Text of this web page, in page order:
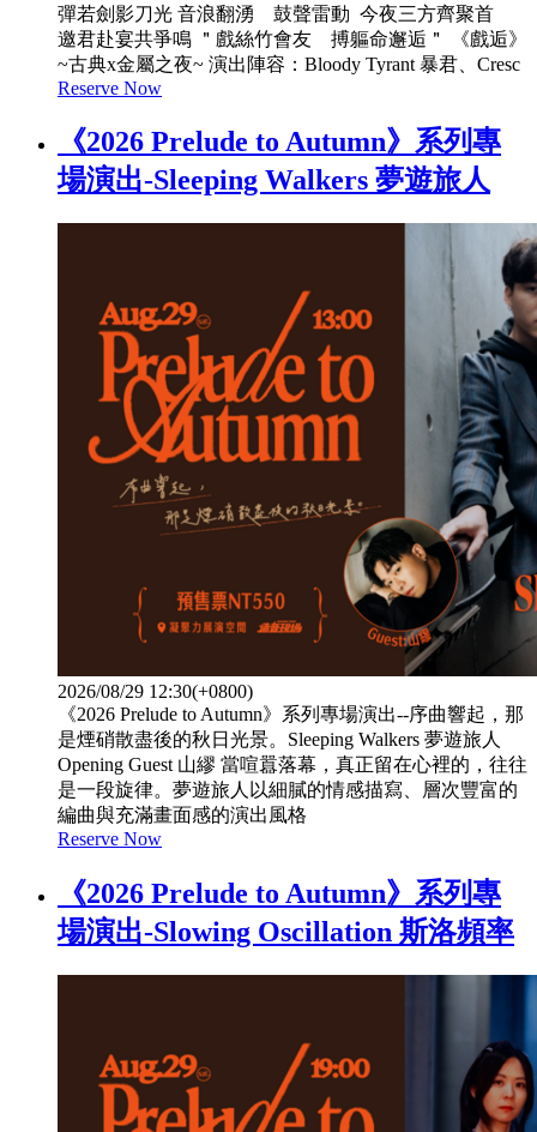
彈若劍影刀光 音浪翻湧 鼓聲雷動 今夜三方齊聚首
邀君赴宴共爭鳴 ＂戲絲竹會友 搏軀命邂逅＂ 《戲逅》
~古典x金屬之夜~ 演出陣容：Bloody Tyrant 暴君、Cresc
Reserve Now
《2026 Prelude to Autumn》系列專
場演出-Sleeping Walkers 夢遊旅人
2026/08/29 12:30(+0800)
《2026 Prelude to Autumn》系列專場演出--序曲響起，那
是煙硝散盡後的秋日光景。Sleeping Walkers 夢遊旅人
Opening Guest 山繆 當喧囂落幕，真正留在心裡的，往往
是一段旋律。夢遊旅人以細膩的情感描寫、層次豐富的
編曲與充滿畫面感的演出風格
Reserve Now
《2026 Prelude to Autumn》系列專
場演出-Slowing Oscillation 斯洛頻率